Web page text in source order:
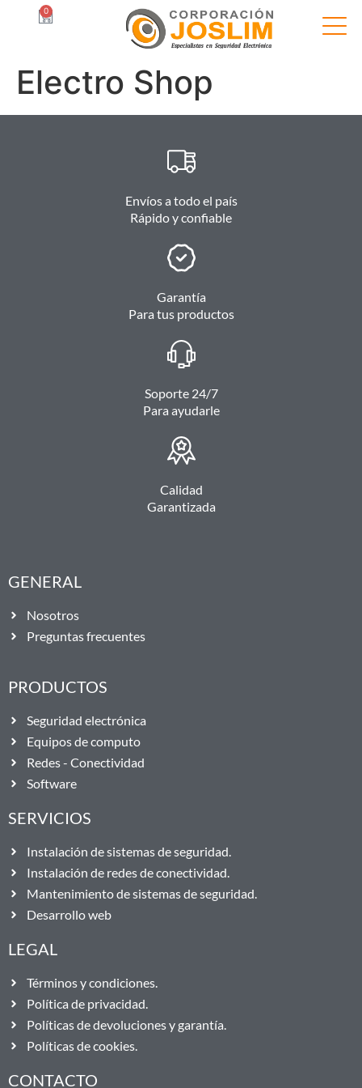
0
Electro Shop
Envíos a todo el país
Rápido y confiable
Garantía
Para tus productos
Soporte 24/7
Para ayudarle
Calidad
Garantizada
GENERAL
Nosotros
Preguntas frecuentes
PRODUCTOS
Seguridad electrónica
Equipos de computo
Redes - Conectividad
Software
SERVICIOS
Instalación de sistemas de seguridad.
Instalación de redes de conectividad.
Mantenimiento de sistemas de seguridad.
Desarrollo web
LEGAL
Términos y condiciones.
Política de privacidad.
Políticas de devoluciones y garantía.
Políticas de cookies.
CONTACTO